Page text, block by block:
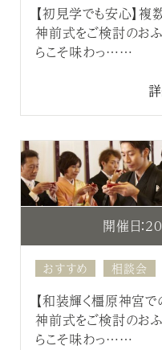
【初見学でも安心
神前式をご検討のお
らこそ味わっ……
開催日：
おすすめ 相談会
【和装輝く橿原神宮
神前式をご検討のお
らこそ味わっ……